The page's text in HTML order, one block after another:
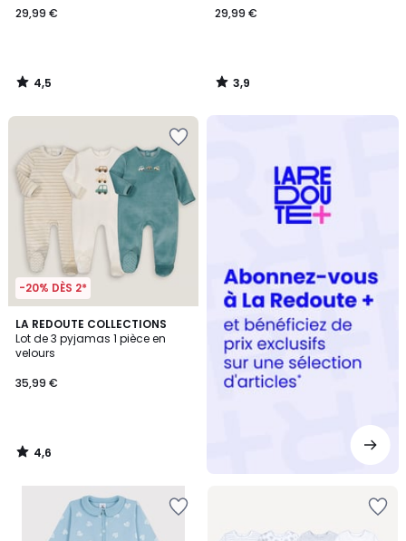
29,99 €
4,5
/
29,99 €
3,9
/
-20% DÈS 2*
LA REDOUTE COLLECTIONS
Lot de 3 pyjamas 1 pièce en
velours
35,99 €
4,6
/ 5
4,6
/